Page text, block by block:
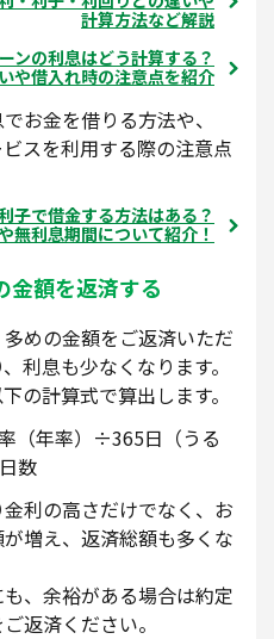
計算方法など解説
ンの利息はどう計算する？
や借入れ時の注意点を紹介
お金を借りる方法や、
スを利用する際の注意点
子で借金する方法はある？
無利息期間について紹介！
金額を返済する
めの金額をご返済いただ
利息も少なくなります。
の計算式で算出します。
（年率）÷365日（うる
数
利の高さだけでなく、お
増え、返済総額も多くな
、余裕がある場合は約定
返済ください。